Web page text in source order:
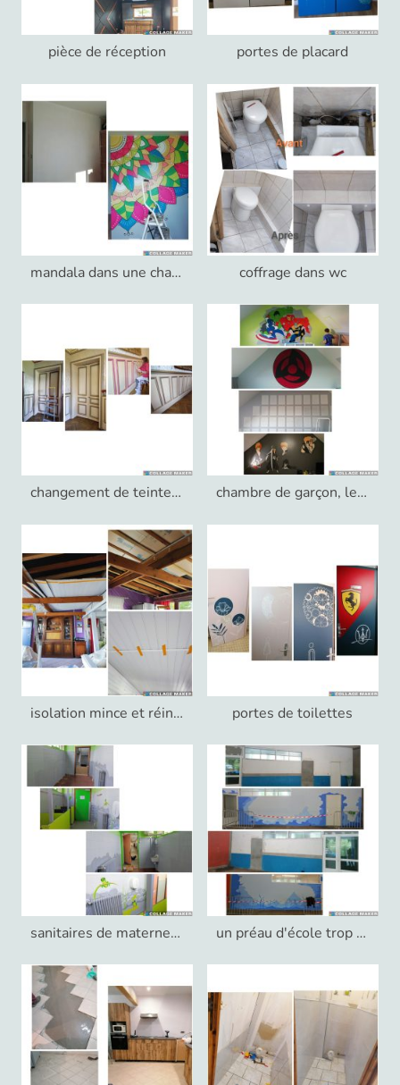
pièce de réception portes de placard
mandala dans une chambre coffrage dans wc
changement de teinte sur moulures chambre de garçon, les gôuts changent!
isolation mince et réinstallation d'un plafond tombé (mauvaise fixation) portes de toilettes
sanitaires de maternelle tellement plus gais ! un préau d'école trop triste